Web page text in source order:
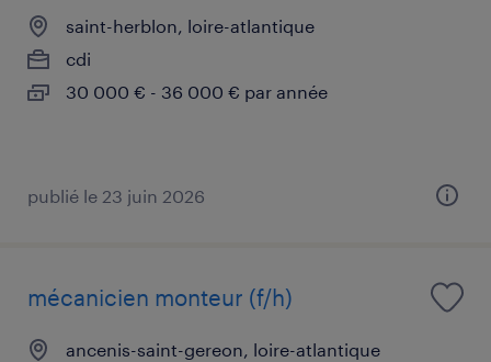
saint-herblon, loire-atlantique
cdi
30 000 € - 36 000 € par année
publié le 23 juin 2026
mécanicien monteur (f/h)
ancenis-saint-gereon, loire-atlantique